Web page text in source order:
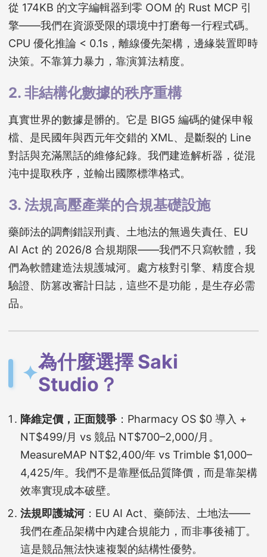
從 174KB 的文字編輯器到零 OOM 的 Rust MCP 引
擎——我們在資源受限的環境中打磨每一行程式碼。
CPU 優化推論 < 0.1s，離線優先架構，邊緣裝置即時
決策。不靠算力暴力，靠演算法精度。
2. 非結構化數據的秩序重構
真實世界的數據是髒的。它是 BIG5 編碼的健保申報
檔、是民國年與西元年交錯的 XML、是斷裂的 Line
對話與充滿黑話的維修紀錄。我們建造解析器，從混
沌中提取秩序，並輸出國際標準格式。
3. 法規高壓產業的合規基礎設施
藥師法的調劑錯誤刑責、土地法的無過失責任、EU
AI Act 的 2026/8 合規期限——我們不只寫軟體，我
們為軟體建造法規護城河。處方核對引擎、精度合規
驗證、防篡改審計日誌，這些不是功能，是生存必需
品。
✦為什麼選擇 Saki
Studio？
降維定價，正面競爭 ：Pharmacy OS $0 導入 +
NT$499/月 vs 競品 NT$700–2,000/月。
MeasureMAP NT$2,400/年 vs Trimble $1,000–
4,425/年。我們不是靠壓低品質降價，而是靠架構
效率實現成本破壁。
法規即護城河：EU AI Act、藥師法、土地法——
我們在產品架構中內建合規能力，而非事後補丁。
這是競品無法快速複製的結構性優勢。